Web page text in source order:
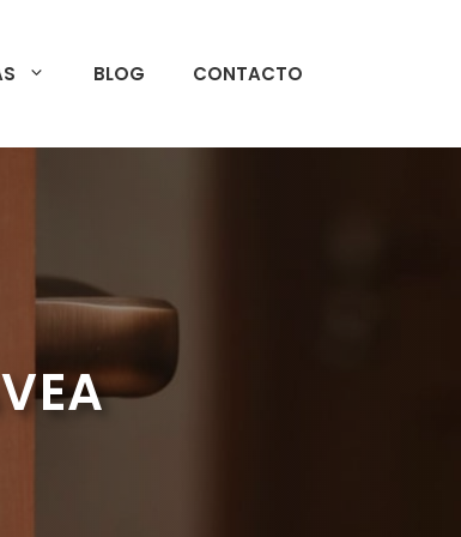
BLOG CONTACTO